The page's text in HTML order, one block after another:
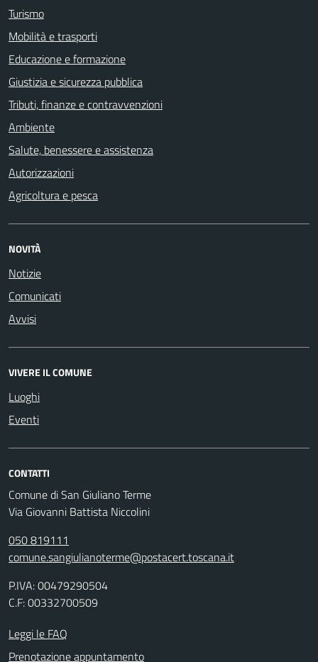
Turismo
Mobilità e trasporti
Educazione e formazione
Giustizia e sicurezza pubblica
Tributi, finanze e contravvenzioni
Ambiente
Salute, benessere e assistenza
Autorizzazioni
Agricoltura e pesca
NOVITÀ
Notizie
Comunicati
Avvisi
VIVERE IL COMUNE
Luoghi
Eventi
CONTATTI
Comune di San Giuliano Terme
Via Giovanni Battista Niccolini
050 819111
comune.sangiulianoterme@postacert.toscana.it
P.IVA: 00479290504
C.F: 00332700509
Leggi le FAQ
Prenotazione appuntamento